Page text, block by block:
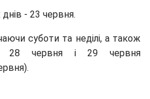
- 23 червня.
суботи та неділі, а також
28 червня і 29 червня